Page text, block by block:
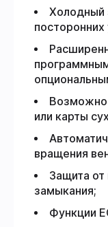
Холодный
посторонних
или карты
вращения
Защита от
замыкания;
Функции